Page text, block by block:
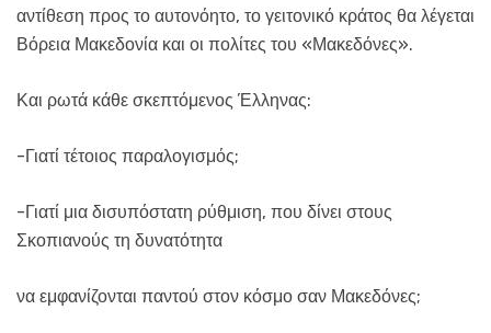
αντίθεση προς το αυτονόητο, το γειτονικό κράτος θα λέγεται
Βόρεια Μακεδονία και οι πολίτες του «Μακεδόνες».
Και ρωτά κάθε σκεπτόμενος Έλληνας:
-Γιατί τέτοιος παραλογισμός;
-Γιατί μια δισυπόστατη ρύθμιση, που δίνει στους
Σκοπιανούς τη δυνατότητα
να εμφανίζονται παντού στον κόσμο σαν Μακεδόνες;